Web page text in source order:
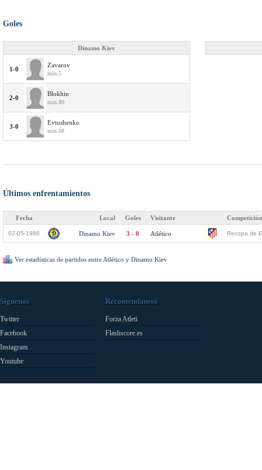
Goles
Dinamo Kiev
1-0
Zavarov
min.5
2-0
Blokhin
min.80
3-0
Evtushenko
min.88
Últimos enfrentamientos
Fecha Local Goles Visitante Competición
02-05-1986 Dinamo Kiev 3 - 0 Atlético Recopa de
Ver estadísticas de partidos entre Atlético y Dinamo Kiev
Síguenos
Twitter
Facebook
Instagram
Youtube
Recomendamos
Forza Atleti
Flashscore.es